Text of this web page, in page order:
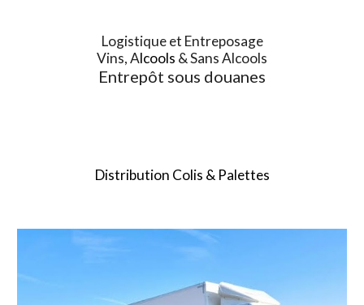
Logistique et Entreposage
Vins, Alcools & Sans Alcools
Entrepôt sous douanes
Distribution Colis & Palettes